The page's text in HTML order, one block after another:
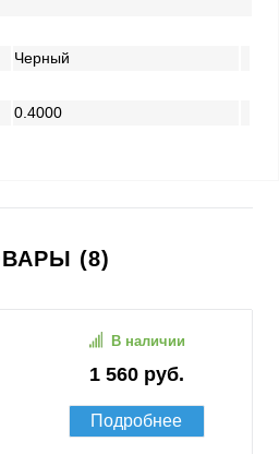
Черный
0.4000
(8)
1 560 руб.
В наличии
Подробнее